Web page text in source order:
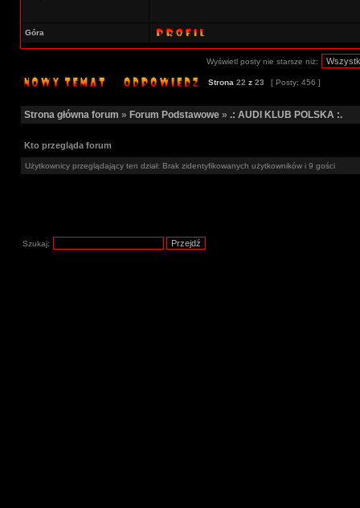
Góra
Wyświetl posty nie starsze niż:
Strona 22 z 23 [ Posty: 456 ]
Strona główna forum » Forum Podstawowe » .: AUDI KLUB POLSKA :.
Kto przegląda forum
Użytkownicy przeglądający ten dział: Brak zidentyfikowanych użytkowników i 9 gości
Szukaj: